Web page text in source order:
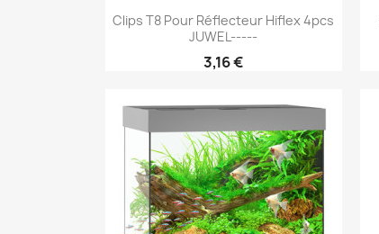
 Aperçu rapide
Clips T8 Pour Réflecteur Hiflex 4pcs
JUWEL-----
3,16 €